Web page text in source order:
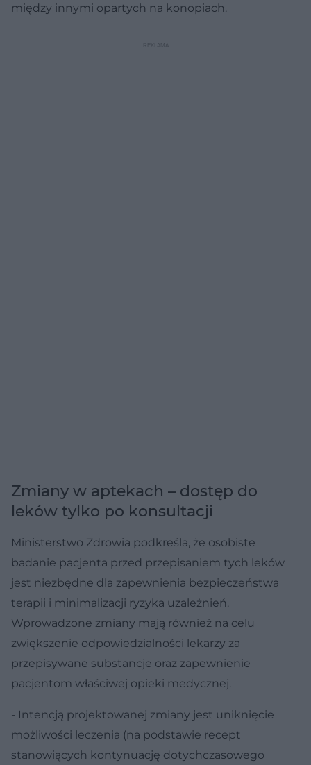
między innymi opartych na konopiach.
Zmiany w aptekach – dostęp do
leków tylko po konsultacji
Ministerstwo Zdrowia podkreśla, że osobiste
badanie pacjenta przed przepisaniem tych leków
jest niezbędne dla zapewnienia bezpieczeństwa
terapii i minimalizacji ryzyka uzależnień.
Wprowadzone zmiany mają również na celu
zwiększenie odpowiedzialności lekarzy za
przepisywane substancje oraz zapewnienie
pacjentom właściwej opieki medycznej.
- Intencją projektowanej zmiany jest uniknięcie
możliwości leczenia (na podstawie recept
stanowiących kontynuację dotychczasowego